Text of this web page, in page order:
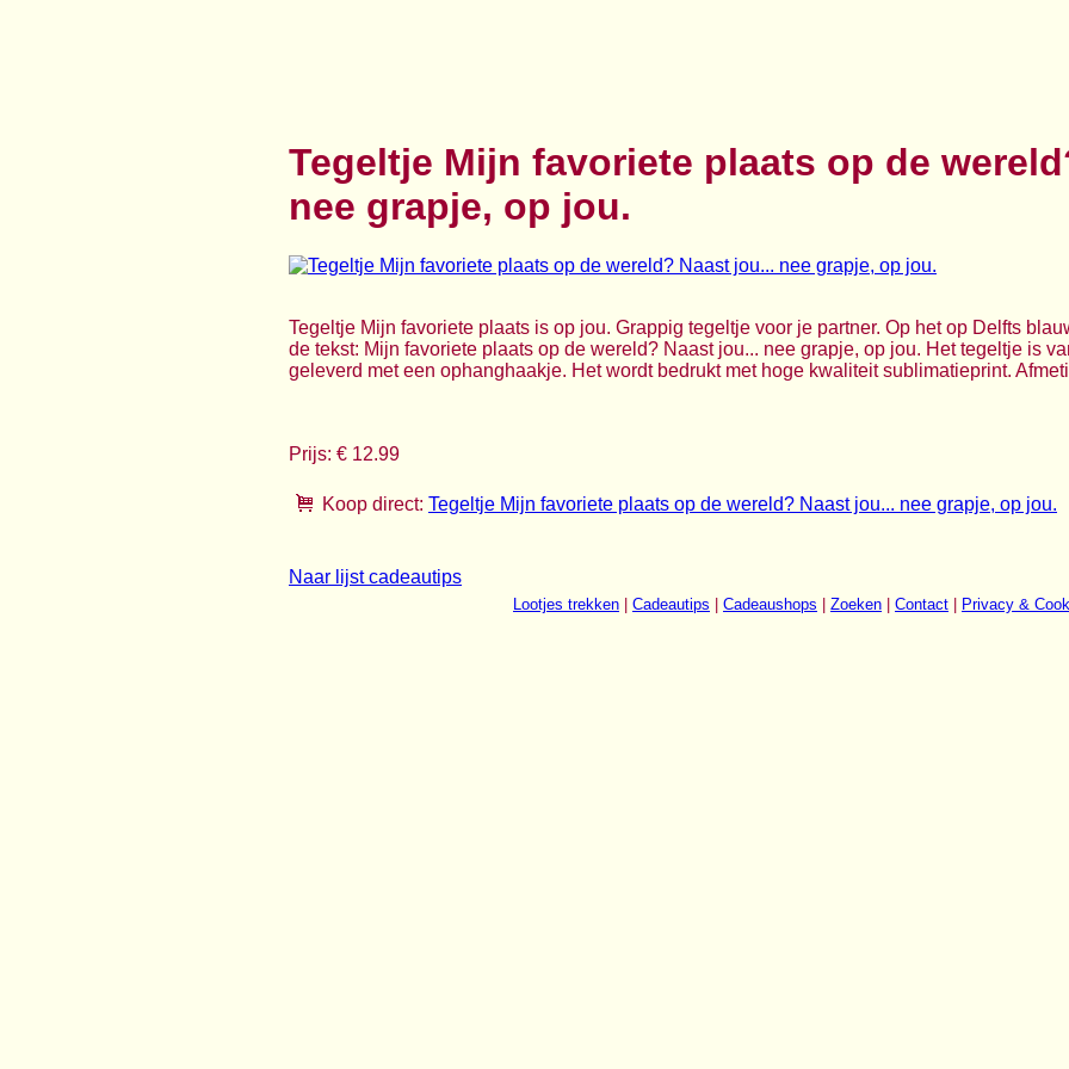
Tegeltje Mijn favoriete plaats op de
nee grapje, op jou.
Tegeltje Mijn favoriete plaats is op jou. Grappig tegeltje voor je partner. Op het op Delfts
de tekst: Mijn favoriete plaats op de wereld? Naast jou... nee grapje, op jou. Het tegeltje is
geleverd met een ophanghaakje. Het wordt bedrukt met hoge kwaliteit sublimatieprint.
Prijs: € 12.99
Koop direct: Tegeltje Mijn favoriete plaats op de wereld? Naast jou... nee grapje, op jou.
Naar lijst cadeautips
Lootjes trekken Cadeautips Cadeaushops Zoeken Contact Privacy &